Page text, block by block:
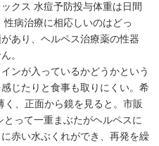
クス 水痘予防投与体重は日間
病治療に相応しいのはどっ
あり、ヘルペス治療薬の性器
。
ンが入っているかどうかという
じたりと食事も取りにくい。希
、正面から鏡を見ると。市販
って一重まぶたがヘルペスに
赤い水ぶくれができ、再発を繰